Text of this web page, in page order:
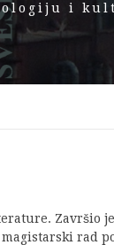
i
Završio je
rad